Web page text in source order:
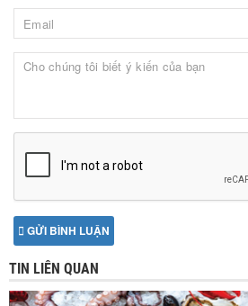
GỬI BÌNH LUẬN
TIN LIÊN QUAN